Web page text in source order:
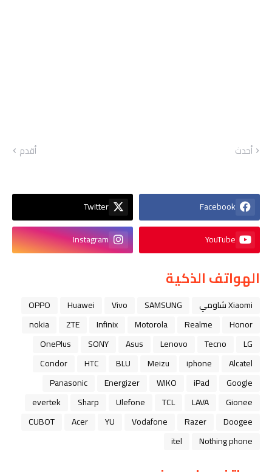
أحدث أقدم
Facebook
Twitter
YouTube
Instagram
الهواتف الذكية
Xiaomi شاومي SAMSUNG
Vivo
Huawei
OPPO
Honor
Realme
Motorola
Infinix
ZTE
nokia
LG
Tecno
Lenovo
Asus
SONY
OnePlus
Alcatel
iphone
Meizu
BLU
HTC
Condor
Google
iPad
WIKO
Energizer
Panasonic
Gionee
LAVA
TCL
Ulefone
Sharp
evertek
Doogee
Razer
Vodafone
YU
Acer
CUBOT
Nothing phone
itel